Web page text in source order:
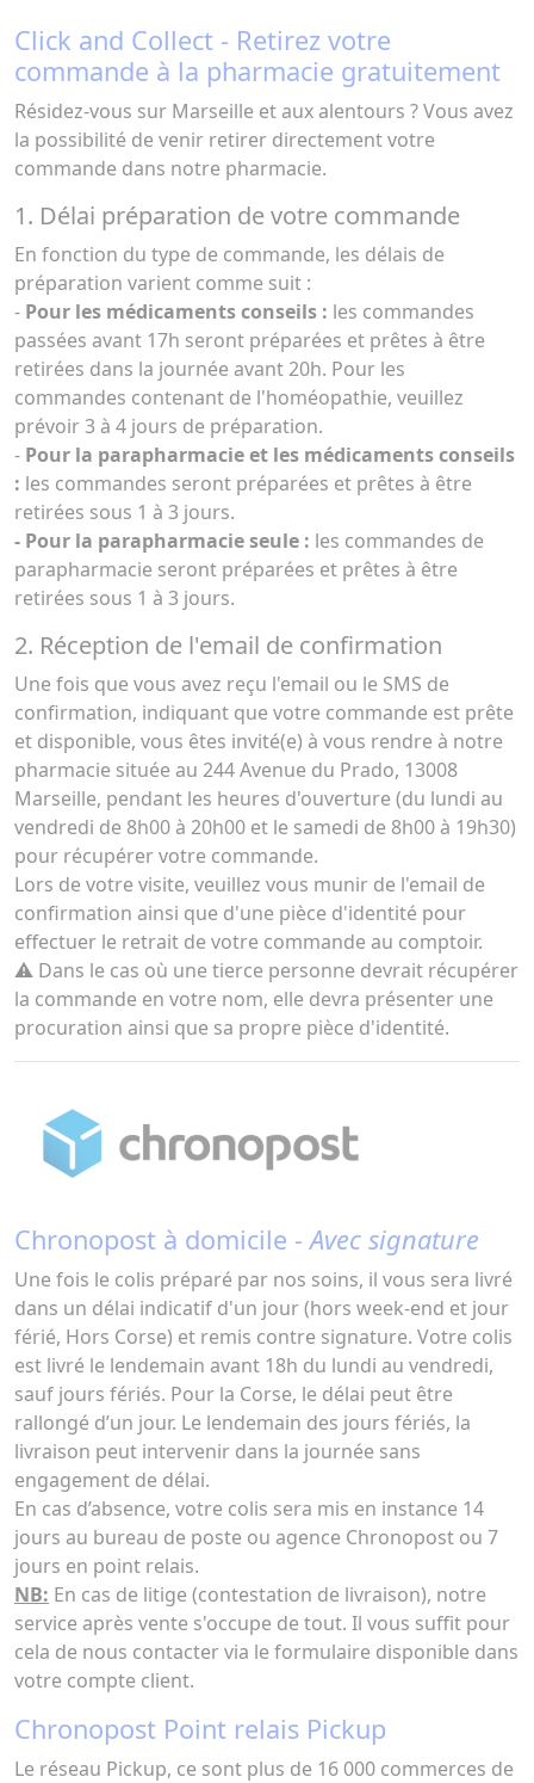
Click and Collect - Retirez votre
commande à la pharmacie gratuitement
Résidez-vous sur Marseille et aux alentours ? Vous avez
la possibilité de venir retirer directement votre
commande dans notre pharmacie.
1. Délai préparation de votre commande
En fonction du type de commande, les délais de
préparation varient comme suit :
- Pour les médicaments conseils : les commandes
passées avant 17h seront préparées et prêtes à être
retirées dans la journée avant 20h. Pour les
commandes contenant de l'homéopathie, veuillez
prévoir 3 à 4 jours de préparation.
- Pour la parapharmacie et les médicaments conseils
: les commandes seront préparées et prêtes à être
retirées sous 1 à 3 jours.
- Pour la parapharmacie seule : les commandes de
parapharmacie seront préparées et prêtes à être
retirées sous 1 à 3 jours.
2. Réception de l'email de confirmation
Une fois que vous avez reçu l'email ou le SMS de
confirmation, indiquant que votre commande est prête
et disponible, vous êtes invité(e) à vous rendre à notre
pharmacie située au 244 Avenue du Prado, 13008
Marseille, pendant les heures d'ouverture (du lundi au
vendredi de 8h00 à 20h00 et le samedi de 8h00 à 19h30)
pour récupérer votre commande.
Lors de votre visite, veuillez vous munir de l'email de
confirmation ainsi que d'une pièce d'identité pour
effectuer le retrait de votre commande au comptoir.
⚠️ Dans le cas où une tierce personne devrait récupérer
la commande en votre nom, elle devra présenter une
procuration ainsi que sa propre pièce d'identité.
Chronopost à domicile -Avec signature
Une fois le colis préparé par nos soins, il vous sera livré
dans un délai indicatif d'un jour (hors week-end et jour
férié, Hors Corse) et remis contre signature. Votre colis
est livré le lendemain avant 18h du lundi au vendredi,
sauf jours fériés. Pour la Corse, le délai peut être
rallongé d’un jour. Le lendemain des jours fériés, la
livraison peut intervenir dans la journée sans
engagement de délai.
En cas d’absence, votre colis sera mis en instance 14
jours au bureau de poste ou agence Chronopost ou 7
jours en point relais.
NB: En cas de litige (contestation de livraison), notre
service après vente s'occupe de tout. Il vous suffit pour
cela de nous contacter via le formulaire disponible dans
votre compte client.
Chronopost Point relais Pickup
Le réseau Pickup, ce sont plus de 16 000 commerces de